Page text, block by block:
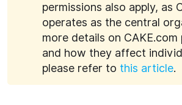
permissions also apply, as
operates as the central
more details on CAKE.com
and how they affect
please refer to this article.